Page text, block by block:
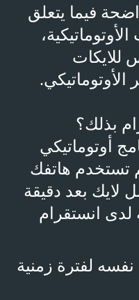
فيما يتعلق
للايكات
الأوتوماتيكي.
بذلك؟
أوتوماتيكي
تستخدم هاتفك
لايك بعد دقيقة
لدى انستقرام
نفسه لفترة زمنية